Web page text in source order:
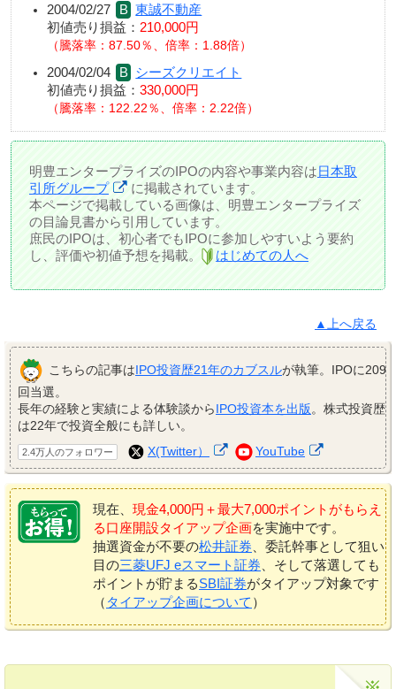
2004/02/27
東誠不動産
初値売り損益： 210,000円
騰落率：87.50％、倍率：1.88倍
2004/02/04
シーズクリエイト
初値売り損益： 330,000円
騰落率：122.22％、倍率：2.22倍
明豊エンタープライズのIPOの内容や事業内容は日本取
引所グループ
に掲載されています。
本ページで掲載している画像は、明豊エンタープライズ
の目論見書から引用しています。
庶民のIPOは、初心者でもIPOに参加しやすいよう要約
し、評価や初値予想を掲載。
はじめての人へ
▲上へ戻る
こちらの記事はIPO投資歴21年のカブスルが執筆。IPOに209
回当選。
長年の経験と実績による体験談からIPO投資本を出版。株式投資歴
は22年で投資全般にも詳しい。
2.4万人のフォロワー X(Twitter） YouTube
現在、 現金4,000円＋最大7,000ポイントがもらえ
る口座開設タイアップ企画を実施中です。
抽選資金が不要の松井証券 、委託幹事として狙い
目の三菱UFJ eスマート証券 、そして落選しても
ポイントが貯まるSBI証券がタイアップ対象です
（ タイアップ企画について ）